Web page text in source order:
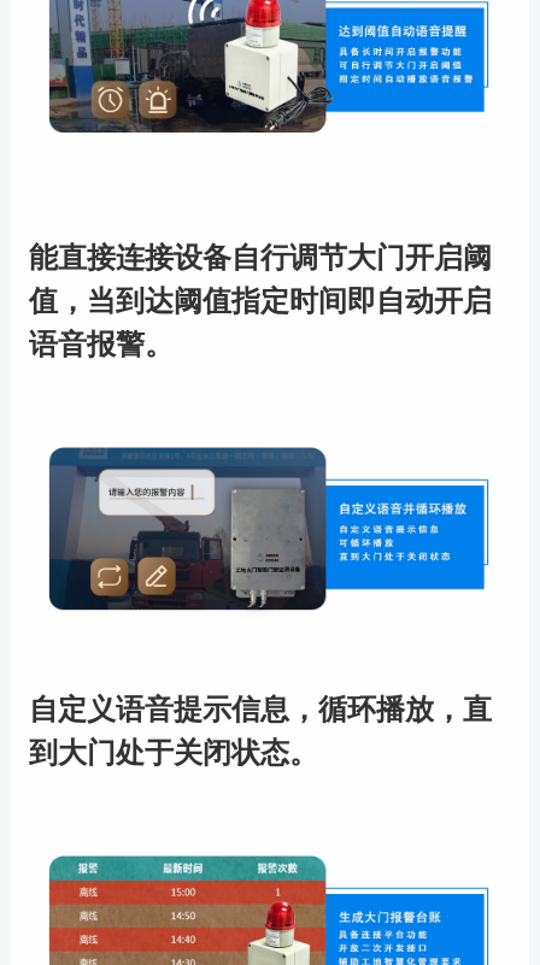
能直接连接设备自行调节大门开启阈
值，当到达阈值指定时间即自动开启
语音报警。
自定义语音提示信息，循环播放，直
到大门处于关闭状态。